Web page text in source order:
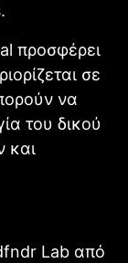
προσφέρει
σε
να
του δικού
και
Lab από